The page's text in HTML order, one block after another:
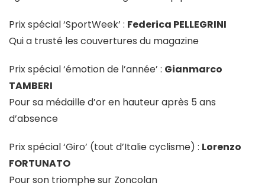
Prix spécial ‘SportWeek’ : Federica PELLEGRINI
Qui a trusté les couvertures du magazine
Prix spécial ‘émotion de l’année’ : Gianmarco
TAMBERI
Pour sa médaille d’or en hauteur après 5 ans
d’absence
Prix spécial ‘Giro’ (tout d’Italie cyclisme) : Lorenzo
FORTUNATO
Pour son triomphe sur Zoncolan